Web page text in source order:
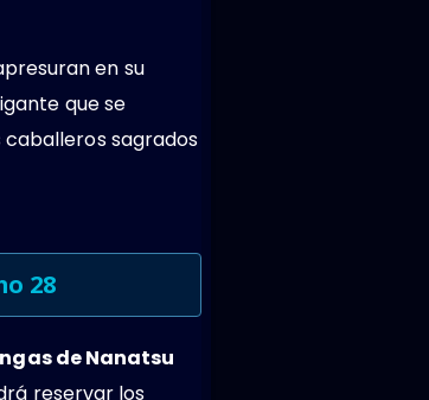
en su
que se
sagrados
28
de Nanatsu
reservar los